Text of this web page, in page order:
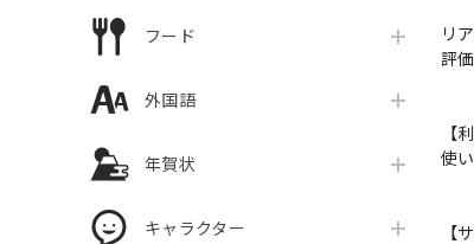
フード
外国語
年賀状
キャラクター
リ
評
【
使
【